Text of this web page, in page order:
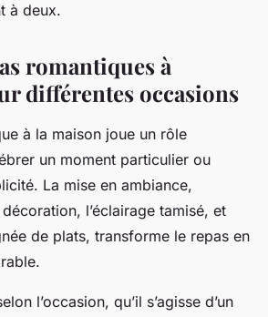
à deux.
romantiques à
différentes occasions
à la maison joue un rôle
un moment particulier ou
La mise en ambiance,
l’éclairage tamisé, et
de plats, transforme le repas en
l’occasion, qu’il s’agisse d’un